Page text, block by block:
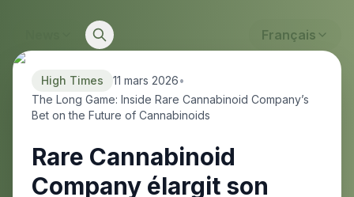
Français
High Times 11 mars 2026•
The Long Game: Inside Rare Cannabinoid Company’s
Bet on the Future of Cannabinoids
Rare Cannabinoid
Company élargit son